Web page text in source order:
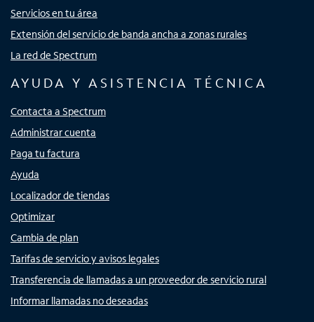
Servicios en tu área
Extensión del servicio de banda ancha a zonas rurales
La red de Spectrum
AYUDA Y ASISTENCIA TÉCNICA
Contacta a Spectrum
Administrar cuenta
Paga tu factura
Ayuda
Localizador de tiendas
Optimizar
Cambia de plan
Tarifas de servicio y avisos legales
Transferencia de llamadas a un proveedor de servicio rural
Informar llamadas no deseadas